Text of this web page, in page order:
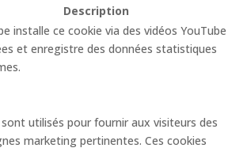
Description
installe ce cookie via des vidéos YouTube
et enregistre des données statistiques
utilisés pour fournir aux visiteurs des
marketing pertinentes. Ces cookies